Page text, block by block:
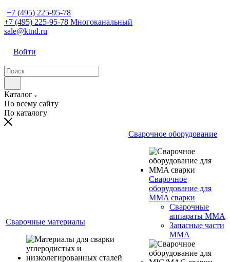
+7 (495) 225-95-78
+7 (495) 225-95-78 Многоканальный
sale@ktnd.ru
Войти
Каталог
По всему сайту
По каталогу
Сварочные материалы
Сварочное оборудование
Сварочное
оборудование для
MMA сварки
Сварочные
аппараты MMA
Запасные части
MMA